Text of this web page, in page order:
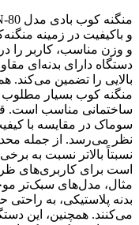
و باکیفیت در زمینه
و وزن مناسب، کاربر را
دستگاه دارای بدنه‌ای
بالایی را تضمین می‌کند.
منگنه کوب بسیار مطلوب
سوماک در مقایسه با
نظر می‌رسد. از جمله
نسبتاً بالاتر نسبت به
است برای کاربری‌های
مثال، مدل‌های سبک‌تر
بدنه پلاستیکی، به
می‌کنند. همچنین، این